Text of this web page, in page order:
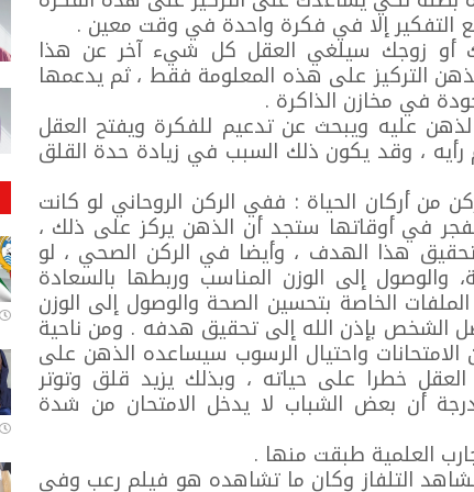
التفكير إلا في فكرة واحدة في وقت معين .
أو زوجك سيلغي العقل كل شيء آخر عن هذا
التركيز على هذه المعلومة فقط ، ثم يدعمها
في مخازن الذاكرة .
عليه ويبحث عن تدعيم للفكرة ويفتح العقل
رأيه ، وقد يكون ذلك السبب في زيادة حدة القلق
أركان الحياة : ففي الركن الروحاني لو كانت
في أوقاتها ستجد أن الذهن يركز على ذلك ،
هذا الهدف ، وأيضا في الركن الصحي ، لو
إلى الوزن المناسب وربطها بالسعادة
الخاصة بتحسين الصحة والوصول إلى الوزن
الشخص بإذن الله إلى تحقيق هدفه . ومن ناحية
واحتيال الرسوب سيساعده الذهن على
خطرا على حياته ، وبذلك يزيد قلق وتوتر
أن بعض الشباب لا يدخل الامتحان من شدة
العلمية طبقت منها .
التلفاز وكان ما تشاهده هو فيلم رعب وفي